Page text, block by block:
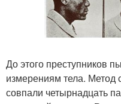
До этого преступников
измерениям тела. Метод
совпали четырнадцать